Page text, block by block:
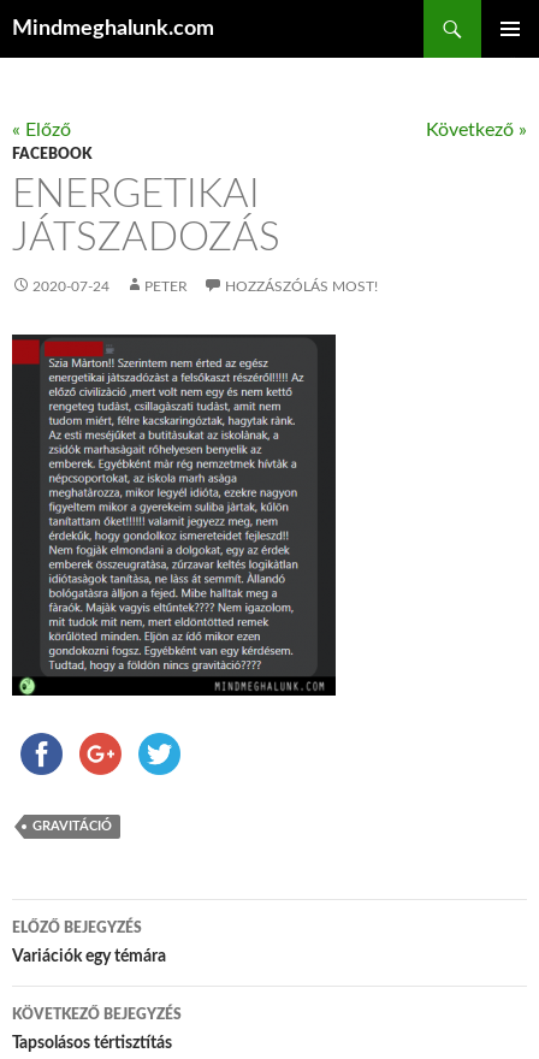
Mindmeghalunk.com
« Előző Következő »
FACEBOOK
ENERGETIKAI
JÁTSZADOZÁS
2020-07-24 PETER HOZZÁSZÓLÁS MOST!
GRAVITÁCIÓ
Bejegyzés navigáció
ELŐZŐ BEJEGYZÉS
Variációk egy témára
KÖVETKEZŐ BEJEGYZÉS
Tapsolásos tértisztítás